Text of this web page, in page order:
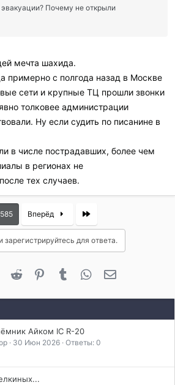
эвакуации? Почему не открыли
мечта шахида.
примерно с полгода назад в Москве
сети и крупные ТЦ прошли звонки
толковее администрации
Ну если судить по писанине в
в числе пострадавших, более чем
в регионах не
тех случаев.
Вперёд Last
зарегистрируйтесь для ответа.
Twitter Reddit PinterestTumblr WhatsApp
Айком IC R-20
30 Июн 2026 Ответы: 0